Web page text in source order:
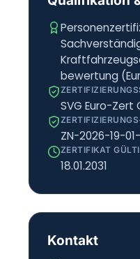
bewertung
SVG Euro-Zert
ZN-2026-19-
ZERTIFIKAT
18.01.2031
Kontakt